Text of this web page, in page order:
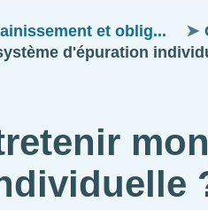
et oblig...
d'épuration